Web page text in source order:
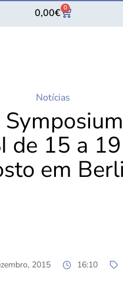
0,00€ 0
Notícias
de 15 a
em
2015 16:10